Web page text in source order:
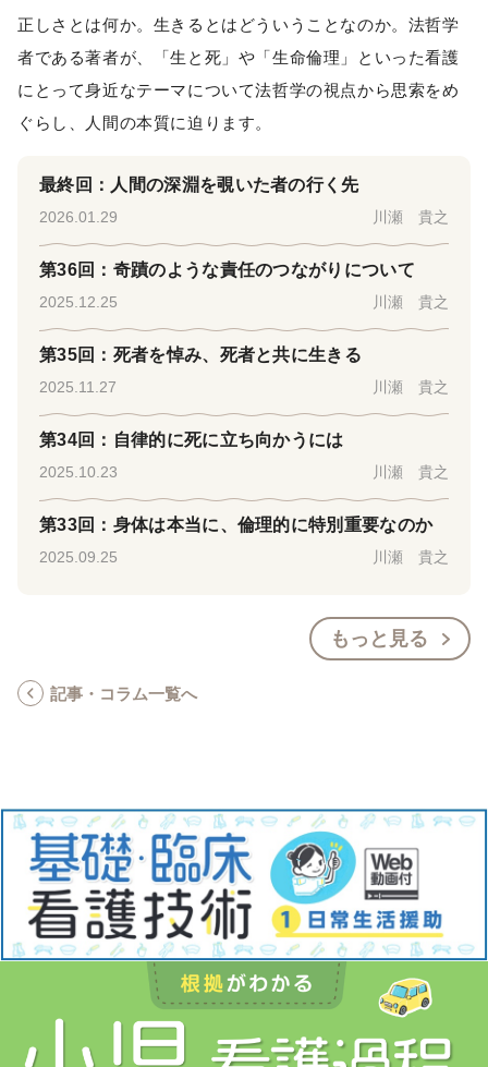
正しさとは何か。生きるとはどういうことなのか。法哲学
者である著者が、「生と死」や「生命倫理」といった看護
にとって身近なテーマについて法哲学の視点から思索をめ
ぐらし、人間の本質に迫ります。
最終回：人間の深淵を覗いた者の行く先
2026.01.29 川瀬 貴之
第36回：奇蹟のような責任のつながりについて
2025.12.25 川瀬 貴之
第35回：死者を悼み、死者と共に生きる
2025.11.27 川瀬 貴之
第34回：自律的に死に立ち向かうには
2025.10.23 川瀬 貴之
第33回：身体は本当に、倫理的に特別重要なのか
2025.09.25 川瀬 貴之
もっと見る
記事・コラム一覧へ